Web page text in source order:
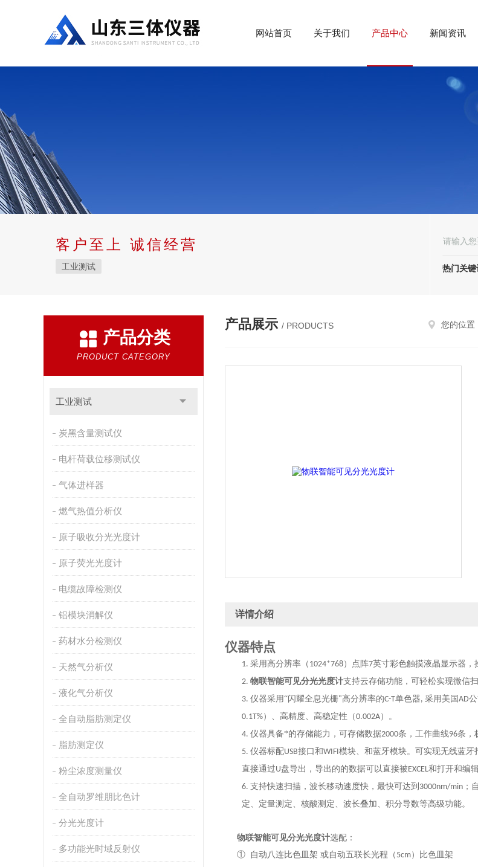
网站首页 关于我们 产品中心 新闻资讯
客户至上 诚信经营
工业测试 热门关键
产品分类
PRODUCT CATEGORY
工业测试
炭黑含量测试仪
电杆荷载位移测试仪
气体进样器
燃气热值分析仪
原子吸收分光光度计
原子荧光光度计
电缆故障检测仪
铝模块消解仪
药材水分检测仪
天然气分析仪
液化气分析仪
全自动脂肪测定仪
脂肪测定仪
粉尘浓度测量仪
全自动罗维朋比色计
分光光度计
多功能光时域反射仪
产品展示 / PRODUCTS 您的位置
详情介绍
仪器特点
1. 采用高分辨率（ 1024*768）点阵7英寸彩色触摸液晶显示器，
2. 物联智能可见分光光度计支持云存储功能，可轻松实现微信
3. 仪器采用“闪耀全息光栅"高分辨率的C-T单色器, 采用美国 AD公
0.1T%）、高精度、高稳定性（0.002A）。
4. 仪器具备*的存储能力，可存储数据2000条，工作曲线96条，
5. 仪器标配USB接口和WIFI模块、和蓝牙模块。可实现无线蓝牙
直接通过U盘导出，导出的的数据可以直接被EXCEL和打开和编
6. 支持快速扫描，波长移动速度快，最快可达到 3000nm/min ；
定、定量测定、核酸测定、波长叠加、积分导数等高级功能。
物联智能可见分光光度计选配：
① 自动八连比色皿架 或自动五联长光程（ 5cm）比色皿架